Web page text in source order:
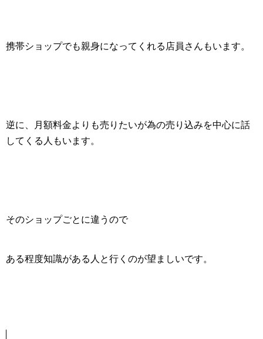
携帯ショップでも親身になってくれる店員さんもいます。
逆に、月額料金よりも売りたいが為の売り込みを中心に話
してくる人もいます。
そのショップごとに違うので
ある程度知識がある人と行くのが望ましいです。